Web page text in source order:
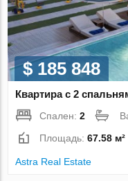
$ 185 848
Квартира с 2
Спален:2
Площадь:67.58 м²
Astra Real Estate